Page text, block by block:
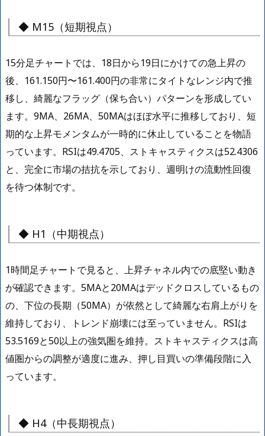
◆ M15（短期視点）
15分足チャートでは、18日から19日にかけての急上昇の
後、161.150円〜161.400円の非常にタイトなレンジ内で推
移し、綺麗なフラッグ（保ち合い）パターンを形成してい
ます。9MA、26MA、50MAはほぼ水平に推移しており、短
期的な上昇モメンタムが一時的に休止していることを物語
っています。RSIは49.4705、ストキャスティクスは52.4306
と、完全に市場の拮抗を示しており、週明けの流動性回復
を待つ体制です。
◆ H1（中期視点）
1時間足チャートで見ると、上昇チャネル内での底堅い動き
が確認できます。5MAと20MAはデッドクロスしているもの
の、下位の長期（50MA）が依然として綺麗な右肩上がりを
維持しており、トレンド崩壊には至っていません。RSIは
53.5169と50以上の強気圏を維持。ストキャスティクスは高
値圏からの調整が適度に進み、押し目買いの準備段階に入
っています。
◆ H4（中長期視点）